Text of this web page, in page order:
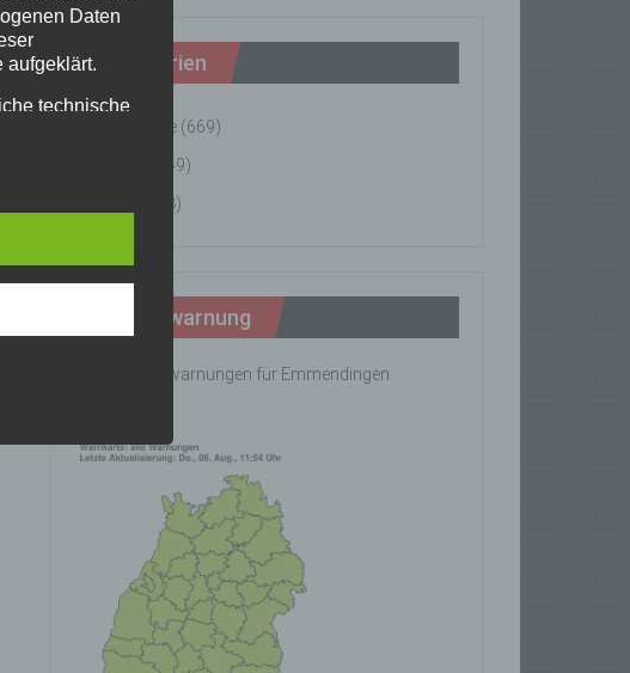
Kategorien
Einsätze (669)
(49)
(8)
Wetterwarnung
Keine Wetterwarnungen für Emmendingen
Daten
aufgeklärt.
technische
wir vorab